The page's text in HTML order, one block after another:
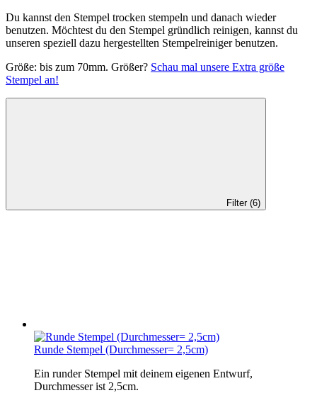
Du kannst den Stempel trocken stempeln und danach wieder
benutzen. Möchtest du den Stempel gründlich reinigen, kannst du
unseren speziell dazu hergestellten Stempelreiniger benutzen.
Größe: bis zum 70mm. Größer? Schau mal unsere Extra größe
Stempel an!
Filter (6)
Runde Stempel (Durchmesser= 2,5cm)
Ein runder Stempel mit deinem eigenen Entwurf,
Durchmesser ist 2,5cm.